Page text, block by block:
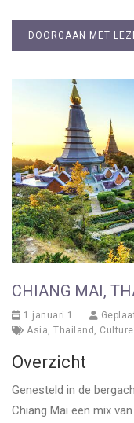
DOORGAAN MET
CHIANG MAI,
1 januari 1
Asia, Thailand , Culture
Overzicht
Genesteld in de
Chiang Mai een mix